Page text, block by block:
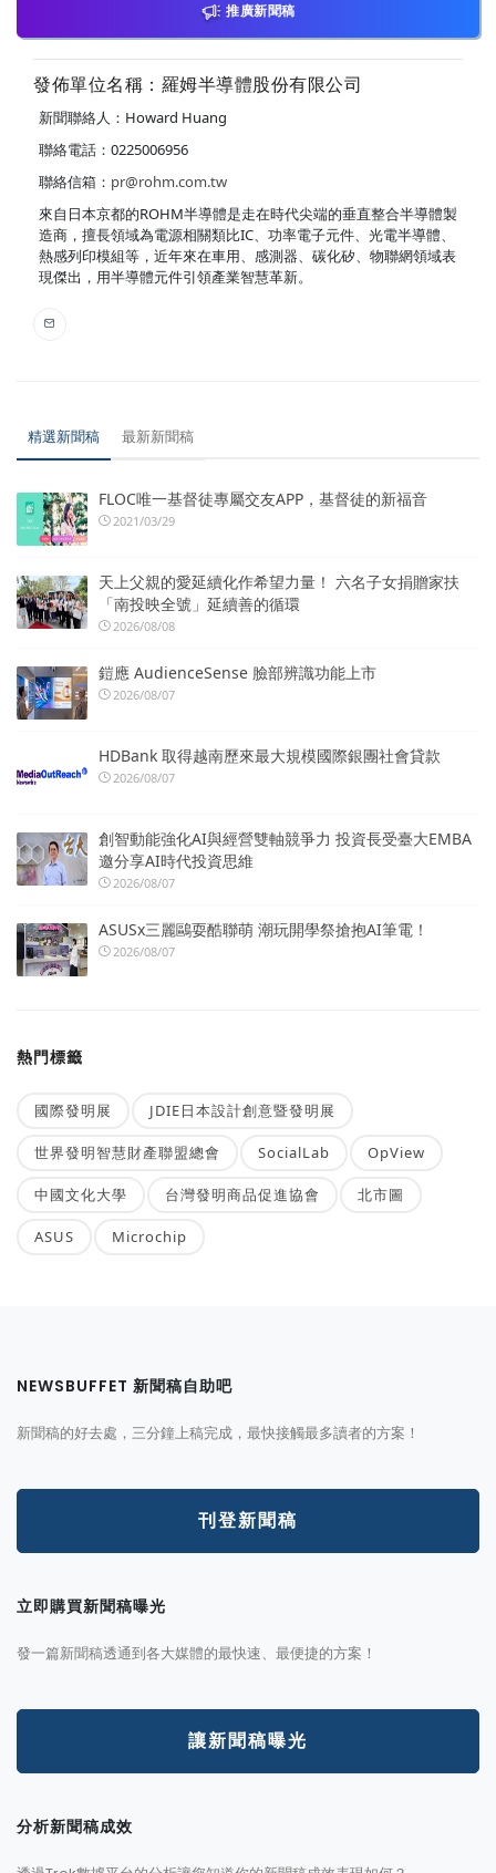
推廣新聞稿
發佈單位名稱：羅姆半導體股份有限公司
新聞聯絡人：Howard Huang
聯絡電話：0225006956
聯絡信箱： pr@rohm.com.tw
來自日本京都的ROHM半導體是走在時代尖端的垂直整合半導體製
造商，擅長領域為電源相關類比IC、功率電子元件、光電半導體、
熱感列印模組等，近年來在車用、感測器、碳化矽、物聯網領域表
現傑出，用半導體元件引領產業智慧革新。
精選新聞稿 最新新聞稿
FLOC唯一基督徒專屬交友APP，基督徒的新福音
2021/03/29
天上父親的愛延續化作希望力量！ 六名子女捐贈家扶
「南投映全號」延續善的循環
2026/08/08
鎧應 AudienceSense 臉部辨識功能上市
2026/08/07
HDBank 取得越南歷來最大規模國際銀團社會貸款
2026/08/07
創智動能強化AI與經營雙軸競爭力 投資長受臺大EMBA
邀分享AI時代投資思維
2026/08/07
ASUSx三麗鷗耍酷聯萌 潮玩開學祭搶抱AI筆電！
2026/08/07
熱門標籤
國際發明展 JDIE日本設計創意暨發明展
世界發明智慧財產聯盟總會 SocialLab OpView
中國文化大學 台灣發明商品促進協會 北市圖
ASUS Microchip
NEWSBUFFET 新聞稿自助吧
新聞稿的好去處，三分鐘上稿完成，最快接觸最多讀者的方案！
刊登新聞稿
立即購買新聞稿曝光
發一篇新聞稿透通到各大媒體的最快速、最便捷的方案！
讓新聞稿曝光
分析新聞稿成效